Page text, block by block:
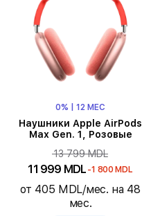
0% | 12 МЕС
Наушники Apple AirPods
Max Gen. 1, Розовые
13 799 MDL
11 999 MDL -1 800 MDL
от 405 MDL/мес. на 48
мес.